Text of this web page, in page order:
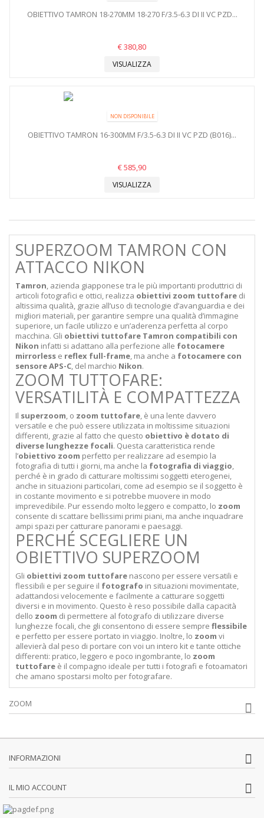
OBIETTIVO TAMRON 18-270MM 18-270 F/3.5-6.3 DI II VC PZD...
€ 380,80
VISUALIZZA
NON DISPONIBILE
OBIETTIVO TAMRON 16-300MM F/3.5-6.3 DI II VC PZD (B016)...
€ 585,90
VISUALIZZA
SUPERZOOM TAMRON CON
ATTACCO NIKON
Tamron, azienda giapponese tra le più importanti produttrici di
articoli fotografici e ottici, realizza obiettivi zoom tuttofare di
altissima qualità, grazie all’uso di tecnologie d’avanguardia e dei
migliori materiali, per garantire sempre una qualità d’immagine
superiore, un facile utilizzo e un’aderenza perfetta al corpo
macchina. Gli obiettivi tuttofare Tamron compatibili con
Nikon infatti si adattano alla perfezione alle fotocamere
mirrorless e reflex full-frame, ma anche a fotocamere con
sensore APS-C, del marchio Nikon.
ZOOM TUTTOFARE:
VERSATILITÀ E COMPATTEZZA
Il superzoom, o zoom tuttofare, è una lente davvero
versatile e che può essere utilizzata in moltissime situazioni
differenti, grazie al fatto che questo obiettivo è dotato di
diverse lunghezze focali. Questa caratteristica rende
l’obiettivo zoom perfetto per realizzare ad esempio la
fotografia di tutti i giorni, ma anche la fotografia di viaggio,
perché è in grado di catturare moltissimi soggetti eterogenei,
anche in situazioni particolari, come ad esempio se il soggetto è
in costante movimento e si potrebbe muovere in modo
imprevedibile. Pur essendo molto leggero e compatto, lo zoom
consente di scattare bellissimi primi piani, ma anche inquadrare
ampi spazi per catturare panorami e paesaggi.
PERCHÉ SCEGLIERE UN
OBIETTIVO SUPERZOOM
Gli obiettivi zoom tuttofare nascono per essere versatili e
flessibili e per seguire il fotografo in situazioni movimentate,
adattandosi velocemente e facilmente a catturare soggetti
diversi e in movimento. Questo è reso possibile dalla capacità
dello zoom di permettere al fotografo di utilizzare diverse
lunghezze focali, che gli consentono di essere sempre flessibile
e perfetto per essere portato in viaggio. Inoltre, lo zoom vi
allevierà dal peso di portare con voi un intero kit e tante ottiche
differenti: pratico, leggero e poco ingombrante, lo zoom
tuttofare è il compagno ideale per tutti i fotografi e fotoamatori
che amano spostarsi molto per fotografare.
ZOOM
INFORMAZIONI
IL MIO ACCOUNT